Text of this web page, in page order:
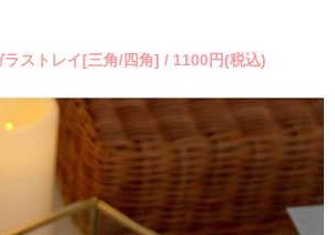
ストレイ[三角/四角] / 1100円(税込)